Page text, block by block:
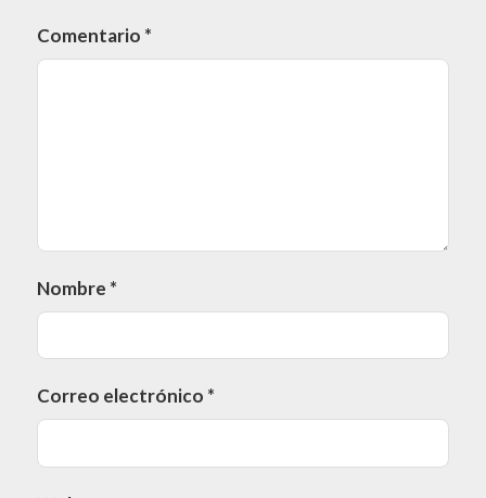
Comentario *
Nombre *
Correo electrónico *